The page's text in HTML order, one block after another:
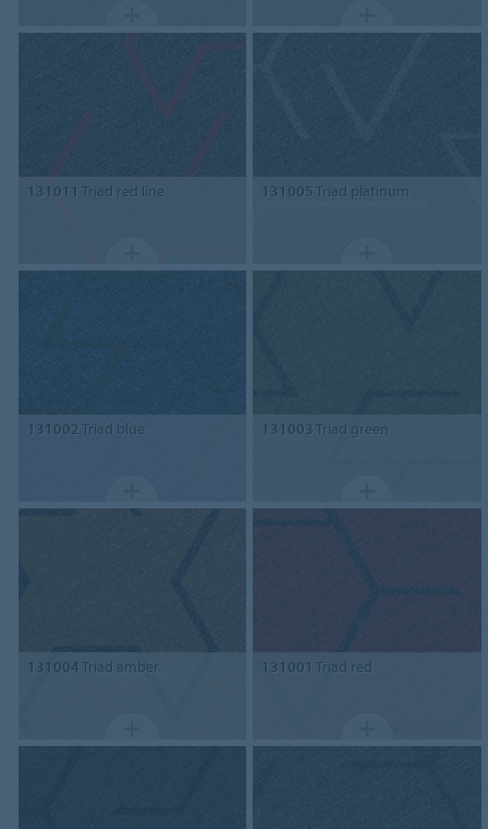
131011 Triad red line 131005 Triad platinum
131002Triad blue 131003 Triad green
131004Triad amber 131001 Triad red